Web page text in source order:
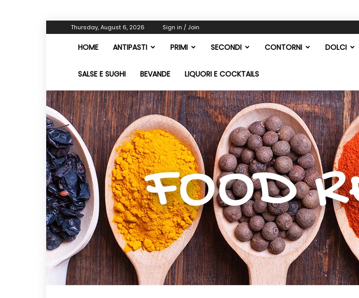
Thursday, August 6, 2026 Sign in / Join
HOME ANTIPASTI PRIMI SECONDI CONTORNI DOLCI
SALSE E SUGHI BEVANDE LIQUORI E COCKTAILS